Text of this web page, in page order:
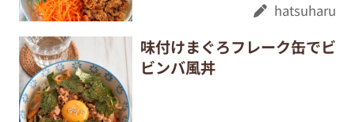
hatsuharu
味付けまぐろフレーク缶でビ
ビンバ風丼